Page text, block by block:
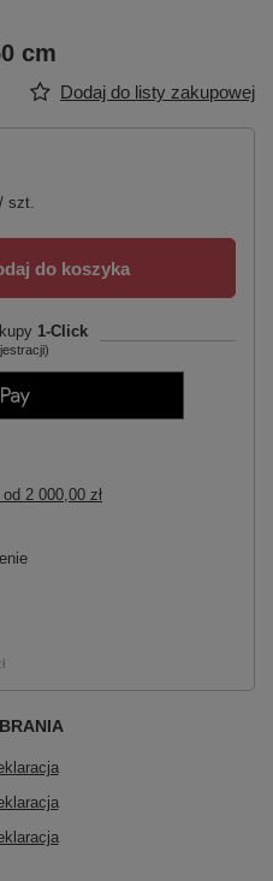
cm
Dodaj do listy zakupowej
/ szt.
do koszyka
1-Click
od 2 000,00 zł